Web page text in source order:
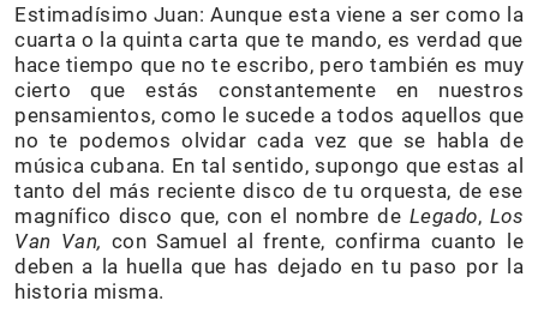
Estimadísimo Juan: Aunque esta viene a ser como la
cuarta o la quinta carta que te mando, es verdad que
hace tiempo que no te escribo, pero también es muy
cierto que estás constantemente en nuestros
pensamientos, como le sucede a todos aquellos que
no te podemos olvidar cada vez que se habla de
música cubana. En tal sentido, supongo que estas al
tanto del más reciente disco de tu orquesta, de ese
magnífico disco que, con el nombre de Legado, Los
Van Van, con Samuel al frente, confirma cuanto le
deben a la huella que has dejado en tu paso por la
historia misma.